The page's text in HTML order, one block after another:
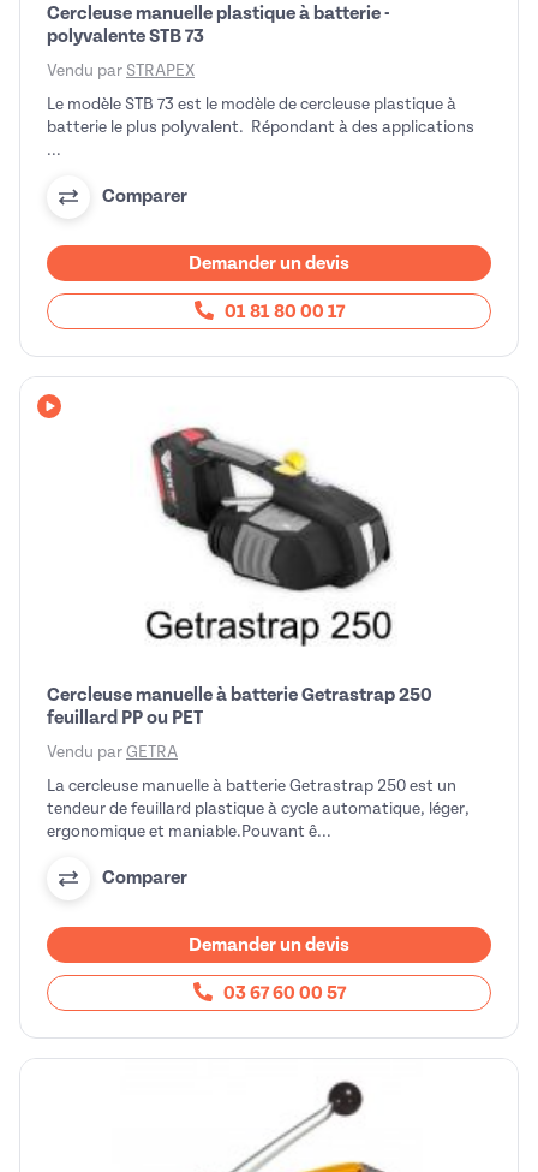
Cercleuse manuelle plastique à batterie -
polyvalente STB 73
Vendu par STRAPEX
Le modèle STB 73 est le modèle de cercleuse plastique à
batterie le plus polyvalent. Répondant à des applications
...
Comparer
Demander un devis
01 81 80 00 17
Avec vidéo
Cercleuse manuelle à batterie Getrastrap 250
feuillard PP ou PET
Vendu par GETRA
La cercleuse manuelle à batterie Getrastrap 250 est un
tendeur de feuillard plastique à cycle automatique, léger,
ergonomique et maniable.Pouvant ê...
Comparer
Demander un devis
03 67 60 00 57